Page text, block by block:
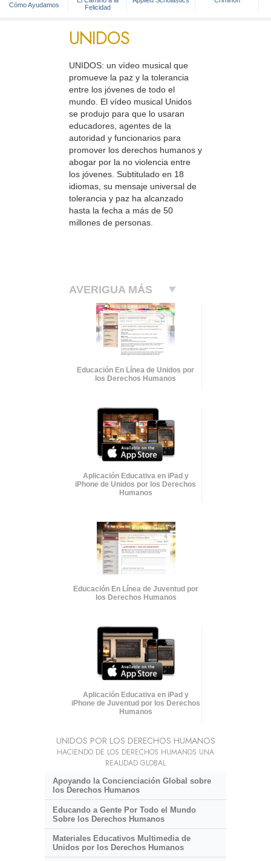
Cómo Ayudamos
Felicidad
UNIDOS
UNIDOS: un vídeo musical que
promueve la paz y la tolerancia
entre los jóvenes de todo el
mundo. El vídeo musical Unidos
se produjo para que lo usaran
educadores, agentes de la
autoridad y funcionarios para
promover los derechos humanos y
abogar por la no violencia entre
los jóvenes. Subtitulado en 18
idiomas, su mensaje universal de
tolerancia y paz ha alcanzado
hasta la fecha a más de 50
millones de personas.
AVERIGUA MÁS
Educación En Línea de Unidos por
los Derechos Humanos
Aplicación Educativa en iPad y
iPhone de Unidos por los Derechos
Humanos
Educación En Línea de Juventud por
los Derechos Humanos
Aplicación Educativa en iPad y
iPhone de Juventud por los Derechos
Humanos
UNIDOS POR LOS DERECHOS HUMANOS
HACIENDO DE LOS DERECHOS HUMANOS UNA
REALIDAD GLOBAL
Apoyando la Concienciación Global sobre
los Derechos Humanos
Educando a Gente Por Todo el Mundo
Sobre los Derechos Humanos
Materiales Educativos Multimedia de
Unidos por los Derechos Humanos